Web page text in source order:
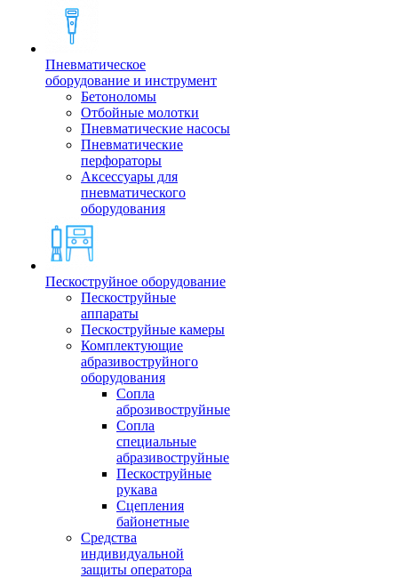
Пневматическое
оборудование и инструмент
Бетоноломы
Отбойные молотки
Пневматические насосы
Пневматические
перфораторы
Аксессуары для
пневматического
оборудования
Пескоструйное оборудование
Пескоструйные
аппараты
Пескоструйные камеры
Комплектующие
абразивоструйного
оборудования
Сопла
аброзивоструйные
Сопла
специальные
абразивоструйные
Пескоструйные
рукава
Сцепления
байонетные
Средства
индивидуальной
защиты оператора